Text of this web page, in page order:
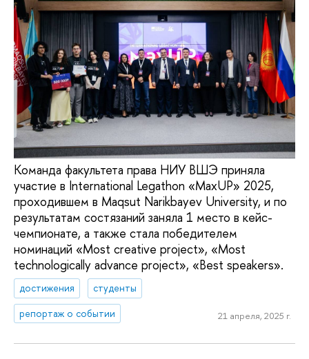
Команда факультета права НИУ ВШЭ приняла
участие в International Legathon «MaxUP» 2025,
проходившем в Maqsut Narikbayev University, и по
результатам состязаний заняла 1 место в кейс-
чемпионате, а также стала победителем
номинаций «Most creative project», «Most
technologically advance project», «Best speakers».
достижения
студенты
репортаж о событии
21 апреля, 2025 г.